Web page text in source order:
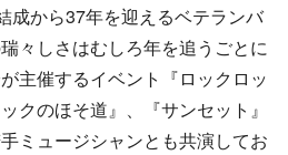
成から37年を迎えるベテランバ
々しさはむしろ年を追うごとに
主催するイベント『ロックロッ
クのほそ道』、『サンセット』
ミュージシャンとも共演してお